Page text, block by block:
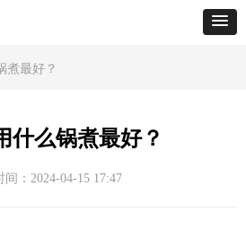
煮最好？
什么锅煮最好？
： 2024-04-15 17:47